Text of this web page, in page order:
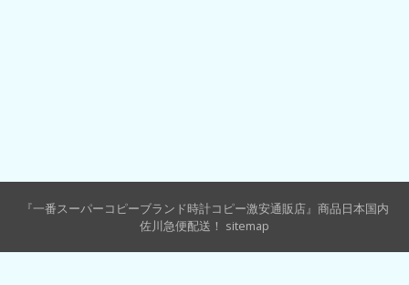
『一番スーパーコピーブランド時計コピー激安通販店』商品日本国内
佐川急便配送！ sitemap